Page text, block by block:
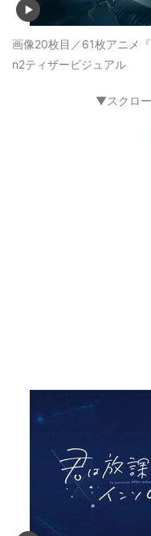
画像20枚目／61枚アニメ
n2ティザービジュアル
▼スクロ